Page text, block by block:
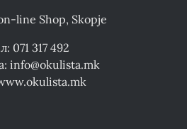
line Shop, Skopje
071 317 492
info@okulista.mk